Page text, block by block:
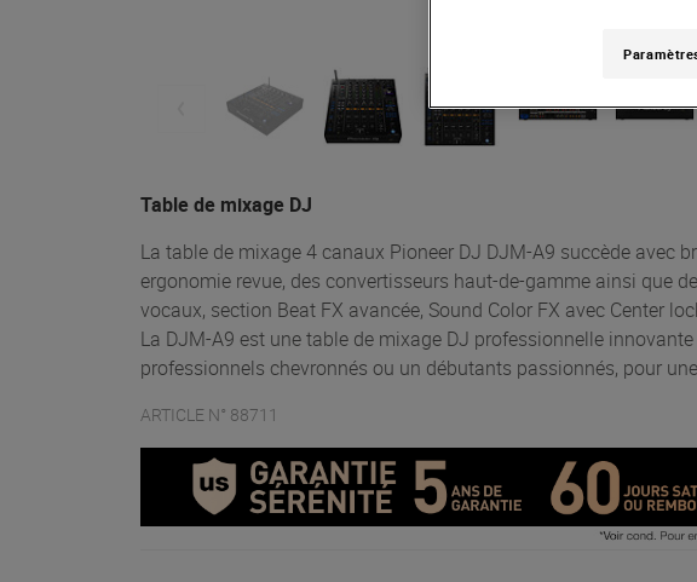
Table de mixage DJ
La table de mixage 4 canaux Pioneer DJ DJM-A9 succède avec
ergonomie revue, des convertisseurs haut-de-gamme ainsi que
vocaux, section Beat FX avancée, Sound Color FX avec Center
La DJM-A9 est une table de mixage DJ professionnelle
professionnels chevronnés ou un débutants passionnés, pour
ARTICLE N° 88711